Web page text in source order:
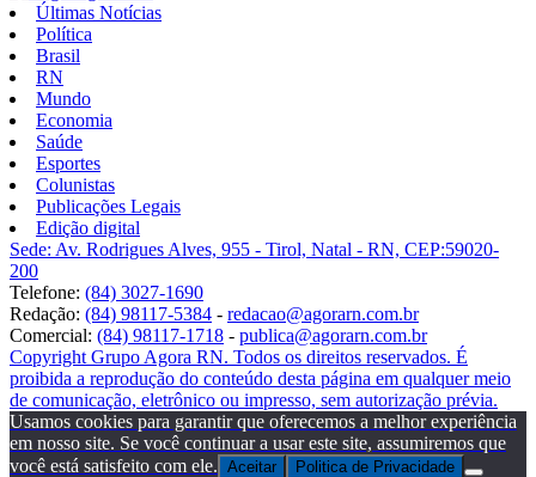
Últimas Notícias
Política
Brasil
RN
Mundo
Economia
Saúde
Esportes
Colunistas
Publicações Legais
Edição digital
Sede: Av. Rodrigues Alves, 955 - Tirol, Natal - RN, CEP:59020-
200
Telefone: (84) 3027-1690
Redação: (84) 98117-5384 - redacao@agorarn.com.br
Comercial: (84) 98117-1718 - publica@agorarn.com.br
Copyright Grupo Agora RN. Todos os direitos reservados. É
proibida a reprodução do conteúdo desta página em qualquer meio
de comunicação, eletrônico ou impresso, sem autorização prévia.
Usamos cookies para garantir que oferecemos a melhor experiência
em nosso site. Se você continuar a usar este site, assumiremos que
você está satisfeito com ele. Aceitar Politica de Privacidade